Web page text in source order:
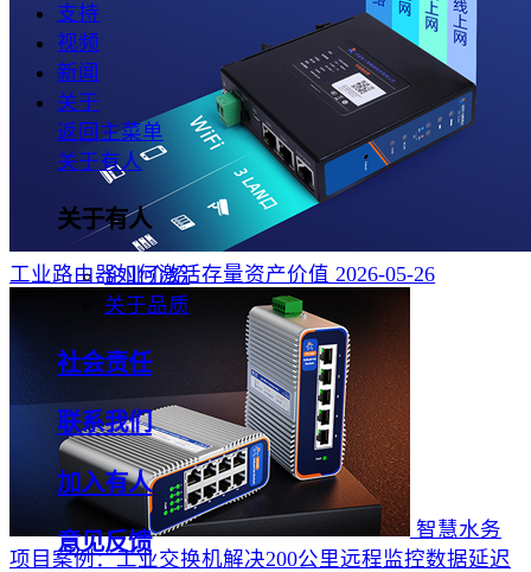
支持
视频
新闻
关于
返回主菜单
关于有人
关于有人
企业介绍
关于品质
社会责任
联系我们
加入有人
意见反馈
工业路由器如何激活存量资产价值 2026-05-26
智慧水务
项目案例：工业交换机解决200公里远程监控数据延迟